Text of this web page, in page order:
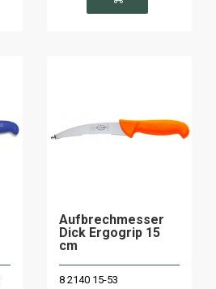
Aufbrechmesser
Dick Ergogrip 15
cm
8 2140 15-53